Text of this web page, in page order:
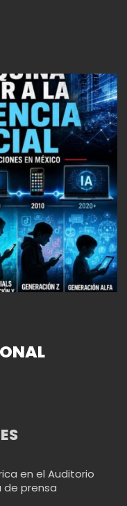
en el Auditorio
de prensa